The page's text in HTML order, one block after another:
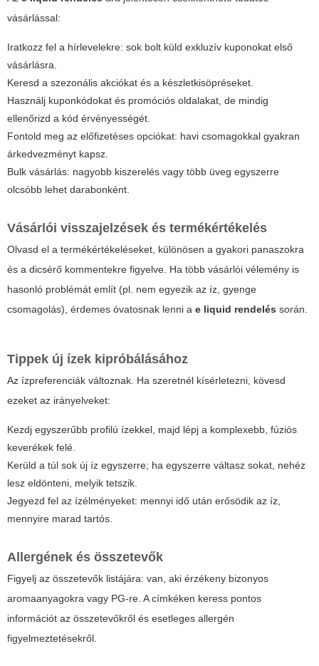
vásárlással:
Iratkozz fel a hírlevelekre: sok bolt küld exkluzív kuponokat első
vásárlásra.
Keresd a szezonális akciókat és a készletkisöpréseket.
Használj kuponkódokat és promóciós oldalakat, de mindig
ellenőrizd a kód érvényességét.
Fontold meg az előfizetéses opciókat: havi csomagokkal gyakran
árkedvezményt kapsz.
Bulk vásárlás: nagyobb kiszerelés vagy több üveg egyszerre
olcsóbb lehet darabonként.
Vásárlói visszajelzések és termékértékelés
Olvasd el a termékértékeléseket, különösen a gyakori panaszokra
és a dicsérő kommentekre figyelve. Ha több vásárlói vélemény is
hasonló problémát említ (pl. nem egyezik az íz, gyenge
csomagolás), érdemes óvatosnak lenni a e liquid rendelés során.
Tippek új ízek kipróbálásához
Az ízpreferenciák változnak. Ha szeretnél kísérletezni, kövesd
ezeket az irányelveket:
Kezdj egyszerűbb profilú ízekkel, majd lépj a komplexebb, fúziós
keverékek felé.
Kerüld a túl sok új íz egyszerre; ha egyszerre váltasz sokat, nehéz
lesz eldönteni, melyik tetszik.
Jegyezd fel az ízélményeket: mennyi idő után erősödik az íz,
mennyire marad tartós.
Allergének és összetevők
Figyelj az összetevők listájára: van, aki érzékeny bizonyos
aromaanyagokra vagy PG-re. A címkéken keress pontos
információt az összetevőkről és esetleges allergén
figyelmeztetésekről.